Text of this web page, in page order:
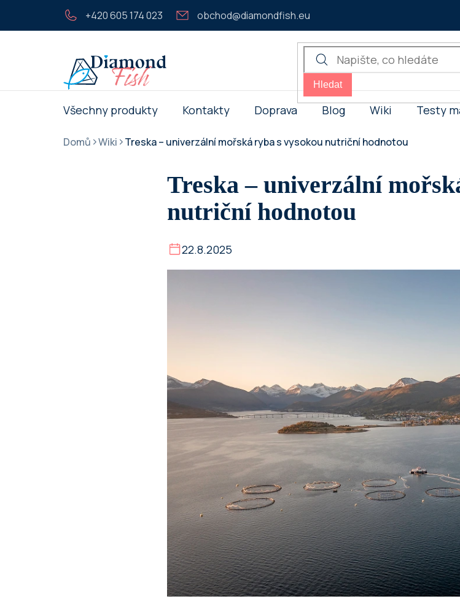
obsah
+420 605 174 023 obchod@diamondfish.eu
Hledat
Všechny produkty
Kontakty Doprava Blog Wiki Testy
Domů / Wiki / Treska – univerzální mořská ryba s vysokou nutriční hodnotou
Treska – univerzální
nutriční hodnotou
22.8.2025